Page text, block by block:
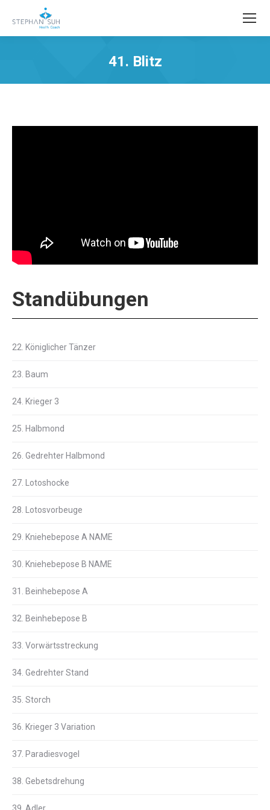
41. Blitz
Standübungen
22. Königlicher Tänzer
23. Baum
24. Krieger 3
25. Halbmond
26. Gedrehter Halbmond
27. Lotoshocke
28. Lotosvorbeuge
29. Kniehebepose A NAME
30. Kniehebepose B NAME
31. Beinhebepose A
32. Beinhebepose B
33. Vorwärtsstreckung
34. Gedrehter Stand
35. Storch
36. Krieger 3 Variation
37. Paradiesvogel
38. Gebetsdrehung
39. Adler